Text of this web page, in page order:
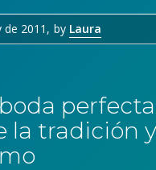
2011 by Laura
perfecta
la tradición